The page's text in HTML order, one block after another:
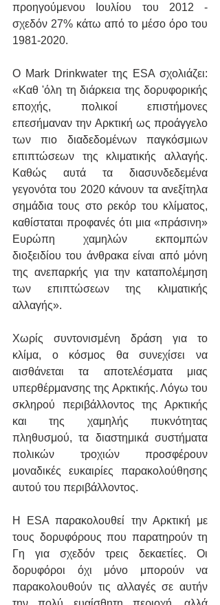
προηγούμενου Ιουλίου του 2012 -
σχεδόν 27% κάτω από το μέσο όρο του
1981-2020.
Ο Mark Drinkwater της ESA σχολιάζει:
«Καθ 'όλη τη διάρκεια της δορυφορικής
εποχής, πολικοί επιστήμονες
επεσήμαναν την Αρκτική ως προάγγελο
των πιο διαδεδομένων παγκόσμιων
επιπτώσεων της κλιματικής αλλαγής.
Καθώς αυτά τα διασυνδεδεμένα
γεγονότα του 2020 κάνουν τα ανεξίτηλα
σημάδια τους στο ρεκόρ του κλίματος,
καθίσταται προφανές ότι μια «πράσινη»
Ευρώπη χαμηλών εκπομπών
διοξειδίου του άνθρακα είναι από μόνη
της ανεπαρκής για την καταπολέμηση
των επιπτώσεων της κλιματικής
αλλαγής».
Χωρίς συντονισμένη δράση για το
κλίμα, ο κόσμος θα συνεχίσει να
αισθάνεται τα αποτελέσματα μιας
υπερθέρμανσης της Αρκτικής. Λόγω του
σκληρού περιβάλλοντος της Αρκτικής
και της χαμηλής πυκνότητας
πληθυσμού, τα διαστημικά συστήματα
πολικών τροχιών προσφέρουν
μοναδικές ευκαιρίες παρακολούθησης
αυτού του περιβάλλοντος.
Η ESA παρακολουθεί την Αρκτική με
τους δορυφόρους που παρατηρούν τη
Γη για σχεδόν τρεις δεκαετίες. Οι
δορυφόροι όχι μόνο μπορούν να
παρακολουθούν τις αλλαγές σε αυτήν